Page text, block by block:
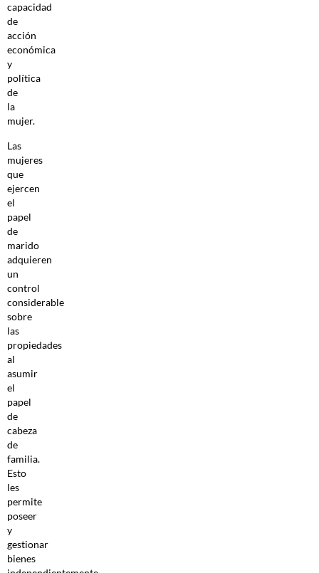
capacidad
de
acción
económica
y
política
de
la
mujer.
Las
mujeres
que
ejercen
el
papel
de
marido
adquieren
un
control
considerable
sobre
las
propiedades
al
asumir
el
papel
de
cabeza
de
familia.
Esto
les
permite
poseer
y
gestionar
bienes